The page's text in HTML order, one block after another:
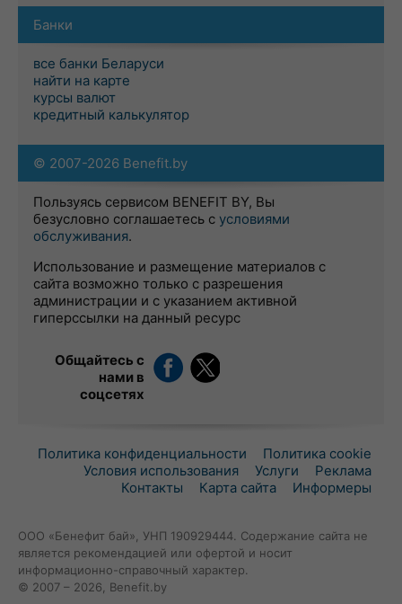
Банки
все банки Беларуси
найти на карте
курсы валют
кредитный калькулятор
© 2007-2026 Benefit.by
Пользуясь сервисом BENEFIT BY, Вы
безусловно соглашаетесь с условиями
обслуживания.
Использование и размещение материалов с
сайта возможно только с разрешения
администрации и с указанием активной
гиперссылки на данный ресурс
Общайтесь с
нами в
соцсетях
Политика конфиденциальности
Политика cookie
Условия использования
Услуги
Реклама
Контакты
Карта сайта Информеры
ООО «Бенефит бай», УНП 190929444. Содержание сайта не
является рекомендацией или офертой и носит
информационно-справочный характер.
© 2007 – 2026, Benefit.by